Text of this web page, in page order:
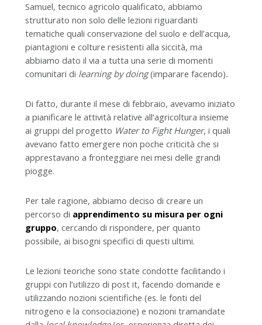
Samuel, tecnico agricolo qualificato, abbiamo
strutturato non solo delle lezioni riguardanti
tematiche quali conservazione del suolo e dell’acqua,
piantagioni e colture resistenti alla siccità, ma
abbiamo dato il via a tutta una serie di momenti
comunitari di learning by doing(imparare facendo).
Di fatto, durante il mese di febbraio, avevamo iniziato
a pianificare le attività relative all’agricoltura insieme
ai gruppi del progetto Water to Fight Hunger, i quali
avevano fatto emergere non poche criticità che si
apprestavano a fronteggiare nei mesi delle grandi
piogge.
Per tale ragione, abbiamo deciso di creare un
percorso di apprendimento su misura per ogni
gruppo, cercando di rispondere, per quanto
possibile, ai bisogni specifici di questi ultimi.
Le lezioni teoriche sono state condotte facilitando i
gruppi con l’utilizzo di post it, facendo domande e
utilizzando nozioni scientifiche (es. le fonti del
nitrogeno e la consociazione) e nozioni tramandate